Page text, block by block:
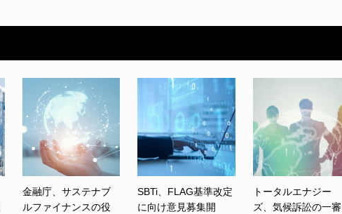
金融庁、サステナブ
ルファイナンスの役
SBTi、FLAG基準改定
に向け意見募集開
トータルエナジー
ズ、気候訴訟の一審